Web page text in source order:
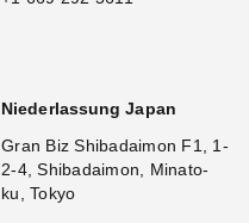
Niederlassung Japan
Gran Biz Shibadaimon F1, 1-
2-4, Shibadaimon, Minato-
ku, Tokyo